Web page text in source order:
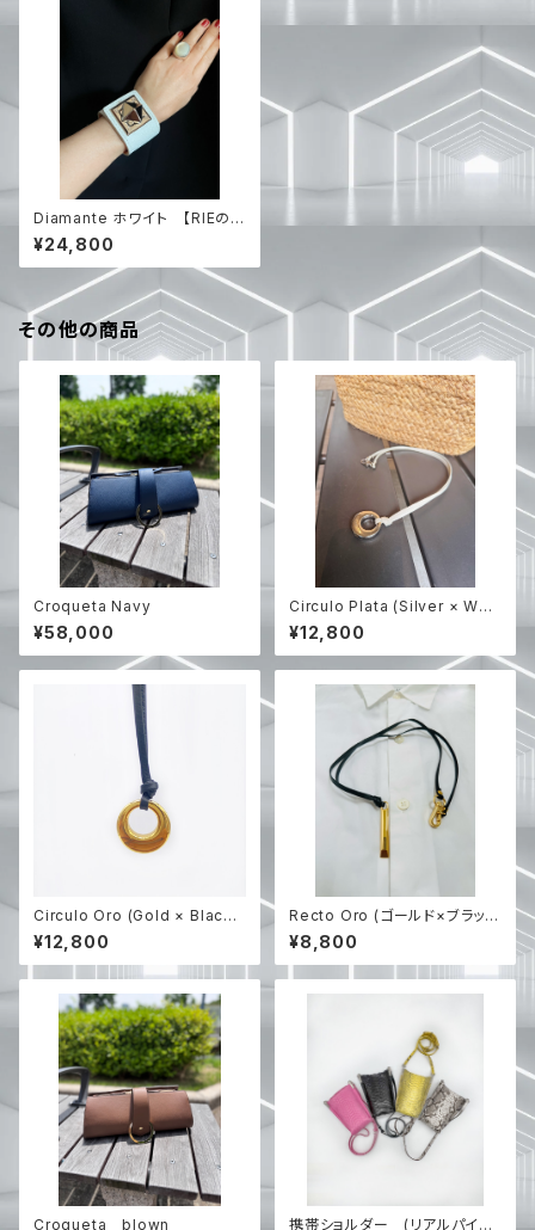
Diamante ホワイト 【RIEのハ
ンドメイド】
¥24,800
その他の商品
Croqueta Navy
¥58,000
Circulo Plata (Silver × Whit
e レザー) 【RIEのハンドメイド】
¥12,800
Circulo Oro (Gold × Black
レザー) 【RIEのハンドメイド】
¥12,800
Recto Oro (ゴールド×ブラック
レザー紐のみ) 【RIEのハンドメ
イド】
¥8,800
Croqueta blown 携帯ショルダー (リアルパイソ